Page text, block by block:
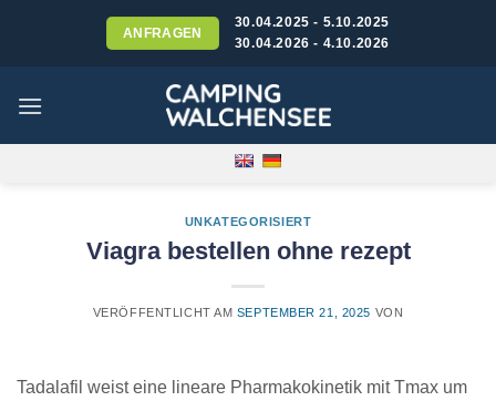
ANFRAGEN
30.04.2025 - 5.10.2025
30.04.2026 - 4.10.2026
UNKATEGORISIERT
Viagra bestellen ohne rezept
VERÖFFENTLICHT AM SEPTEMBER 21, 2025 VON
Tadalafil weist eine lineare Pharmakokinetik mit Tmax um